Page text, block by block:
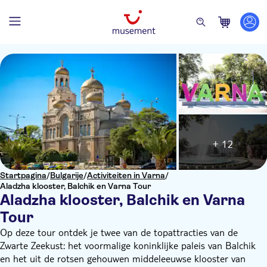
Startpagina/Bulgarije/Activiteiten in Varna/
Aladzha klooster, Balchik en Varna Tour
Aladzha klooster, Balchik en Varna
Tour
+ 12
Op deze tour ontdek je twee van de topattracties van de
Zwarte Zeekust: het voormalige koninklijke paleis van Balchik
en het uit de rotsen gehouwen middeleeuwse klooster van